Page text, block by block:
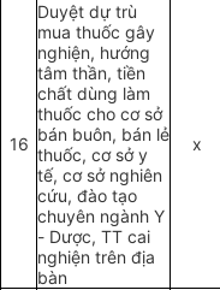
16
Duyệt dự trù
mua thuốc gây
nghiện, hướng
tâm thần, tiền
chất dùng làm
thuốc cho cơ sở
bán buôn, bán lẻ
thuốc, cơ sở y
tế, cơ sở nghiên
cứu, đào tạo
chuyên ngành Y
- Dược, TT cai
nghiện trên địa
bàn
x